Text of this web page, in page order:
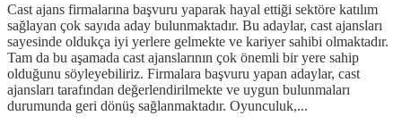
Cast ajans firmalarına başvuru yaparak hayal ettiği sektöre katılım
sağlayan çok sayıda aday bulunmaktadır. Bu adaylar, cast ajansları
sayesinde oldukça iyi yerlere gelmekte ve kariyer sahibi olmaktadır.
Tam da bu aşamada cast ajanslarının çok önemli bir yere sahip
olduğunu söyleyebiliriz. Firmalara başvuru yapan adaylar, cast
ajansları tarafından değerlendirilmekte ve uygun bulunmaları
durumunda geri dönüş sağlanmaktadır. Oyunculuk,...